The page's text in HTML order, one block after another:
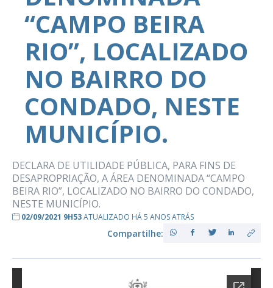
“CAMPO BEIRA
RIO”, LOCALIZADO
NO BAIRRO DO
CONDADO, NESTE
MUNICÍPIO.
DECLARA DE UTILIDADE PÚBLICA, PARA FINS DE
DESAPROPRIAÇÃO, A ÁREA DENOMINADA “CAMPO
BEIRA RIO”, LOCALIZADO NO BAIRRO DO CONDADO,
NESTE MUNICÍPIO.
02/09/2021 9H53ATUALIZADO HÁ 5 ANOS ATRÁS
Compartilhe: